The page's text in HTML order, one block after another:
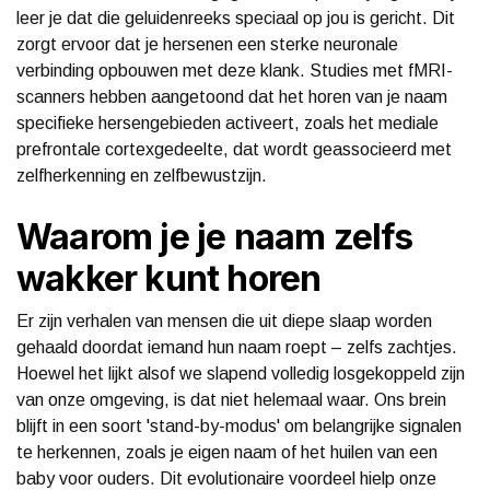
leer je dat die geluidenreeks speciaal op jou is gericht. Dit
zorgt ervoor dat je hersenen een sterke neuronale
verbinding opbouwen met deze klank. Studies met fMRI-
scanners hebben aangetoond dat het horen van je naam
specifieke hersengebieden activeert, zoals het mediale
prefrontale cortexgedeelte, dat wordt geassocieerd met
zelfherkenning en zelfbewustzijn.
Waarom je je naam zelfs
wakker kunt horen
Er zijn verhalen van mensen die uit diepe slaap worden
gehaald doordat iemand hun naam roept – zelfs zachtjes.
Hoewel het lijkt alsof we slapend volledig losgekoppeld zijn
van onze omgeving, is dat niet helemaal waar. Ons brein
blijft in een soort 'stand-by-modus' om belangrijke signalen
te herkennen, zoals je eigen naam of het huilen van een
baby voor ouders. Dit evolutionaire voordeel hielp onze